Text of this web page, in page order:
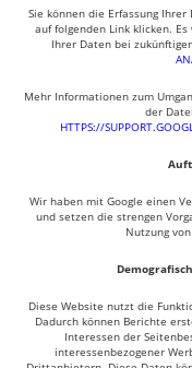
Sie können die Erfassung
auf folgenden Link klicken.
Ihrer Daten bei
Mehr Informationen zum
der
HTTPS://
Wir haben mit Google einen
und setzen die strengen
Nutzung
Diese Website nutzt die
Dadurch können Berichte
Interessen der
interessenbezogener